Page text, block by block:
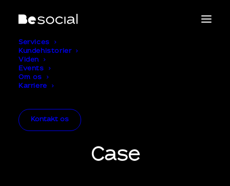
Services
Kundehistorier
Viden
Events
Om os
Karriere
Kontakt os
Case